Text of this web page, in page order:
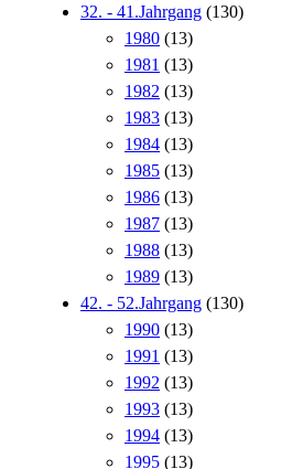
32. - 41.Jahrgang (130)
1980 (13)
1981 (13)
1982 (13)
1983 (13)
1984 (13)
1985 (13)
1986 (13)
1987 (13)
1988 (13)
1989 (13)
42. - 52.Jahrgang (130)
1990 (13)
1991 (13)
1992 (13)
1993 (13)
1994 (13)
1995 (13)